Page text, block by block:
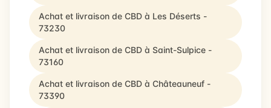
Achat et livraison de CBD à Les Déserts -
73230
Achat et livraison de CBD à Saint-Sulpice -
73160
Achat et livraison de CBD à Châteauneuf -
73390